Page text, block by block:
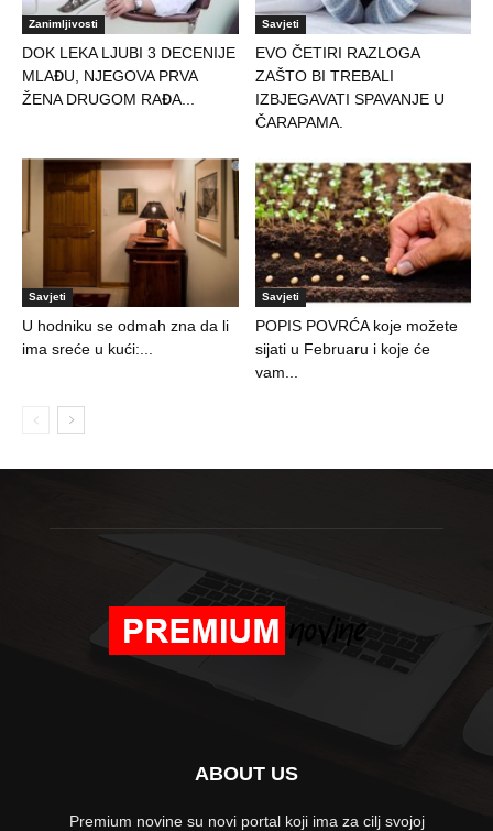
Zanimljivosti
DOK LEKA LJUBI 3 DECENIJE
MLAĐU, NJEGOVA PRVA
ŽENA DRUGOM RAĐA...
Savjeti
EVO ČETIRI RAZLOGA
ZAŠTO BI TREBALI
IZBJEGAVATI SPAVANJE U
ČARAPAMA.
Savjeti
U hodniku se odmah zna da li
ima sreće u kući:...
Savjeti
POPIS POVRĆA koje možete
sijati u Februaru i koje će
vam...
ABOUT US
Premium novine su novi portal koji ima za cilj svojoj